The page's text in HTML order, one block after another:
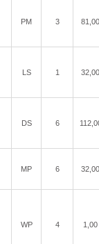
PM 3 81,00
LS 1 32,00
DS 6
MP 6 32,00
WP 4 1,00